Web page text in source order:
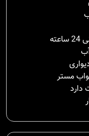
مستر
دارد